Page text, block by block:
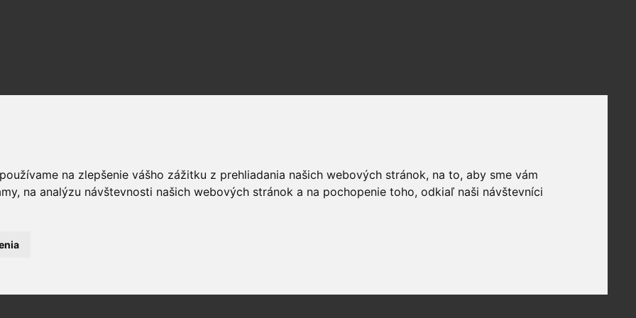
na zlepšenie vášho zážitku z prehliadania našich webových stránok, na to, aby sme vám
na analýzu návštevnosti našich webových stránok a na pochopenie toho, odkiaľ naši návštevníci